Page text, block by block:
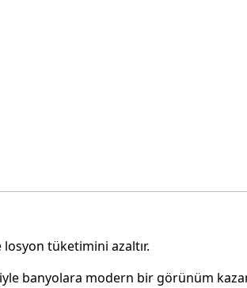
losyon tüketimini azaltır.
banyolara modern bir görünüm